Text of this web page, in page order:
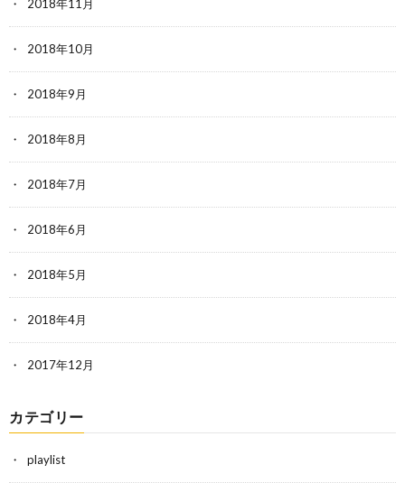
2018年11月
2018年10月
2018年9月
2018年8月
2018年7月
2018年6月
2018年5月
2018年4月
2017年12月
カテゴリー
playlist